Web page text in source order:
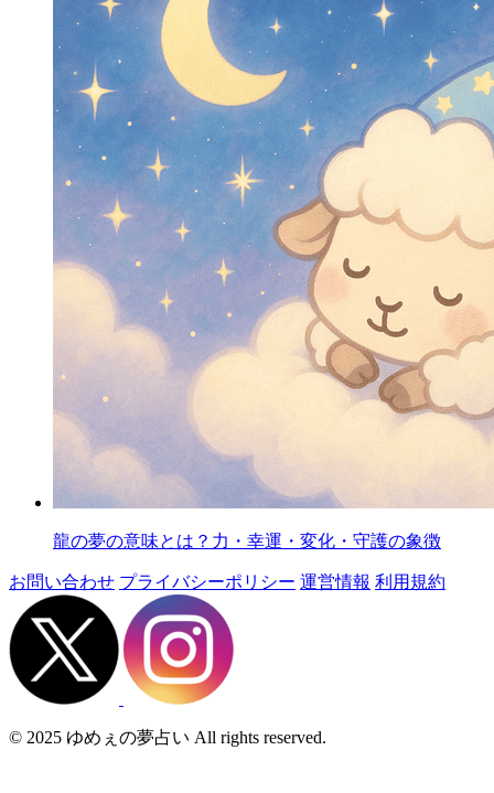
龍の夢の意味とは？力・幸運・変化・守護の象徴
お問い合わせ プライバシーポリシー 運営情報 利用規約
© 2025 ゆめぇの夢占い All rights reserved.